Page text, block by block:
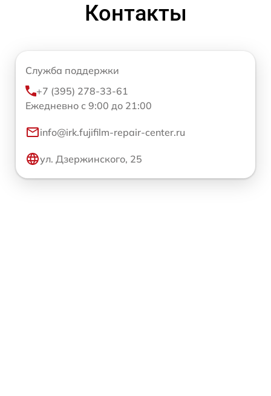
Контакты
Служба поддержки
+7 (395) 278-33-61
Ежедневно с 9:00 до 21:00
info@irk.fujifilm-repair-center.ru
ул. Дзержинского, 25